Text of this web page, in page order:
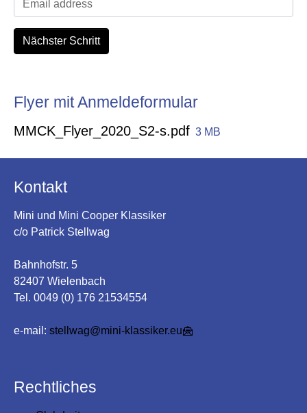
Nächster Schritt
Flyer mit Anmeldeformular
MMCK_Flyer_2020_S2-s.pdf 3 MB
Kontakt
Mini und Mini Cooper Klassiker
c/o Patrick Stellwag
Bahnhofstr. 5
82407 Wielenbach
Tel. 0049 (0) 176 21534554
e-mail: stellwag@mini-klassiker.eu
Rechtliches